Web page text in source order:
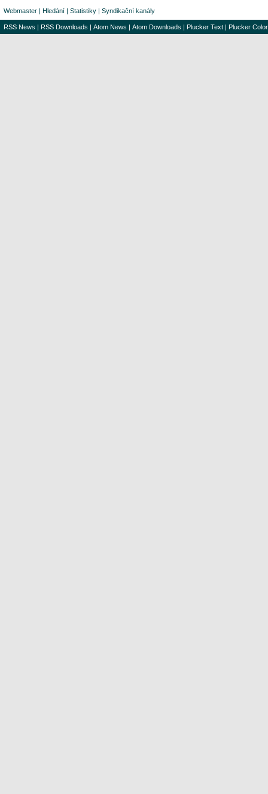
Webmaster | Hledání | Statistiky | Syndikační kanály
RSS News | RSS Downloads | Atom News | Atom Downloads | Plucker Text | Plucker Color